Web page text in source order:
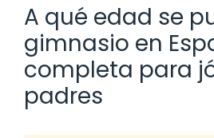
A qué edad se
gimnasio en
completa para
padres